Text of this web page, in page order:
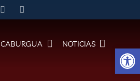
CABURGUA NOTICIAS Abrir